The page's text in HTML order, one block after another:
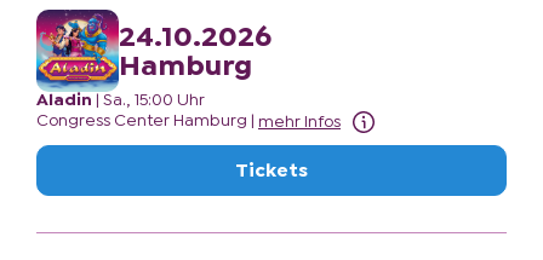
24.10.2026
Hamburg
Aladin
Sa., 15:00 Uhr
Congress Center Hamburg
mehr Infos
Tickets